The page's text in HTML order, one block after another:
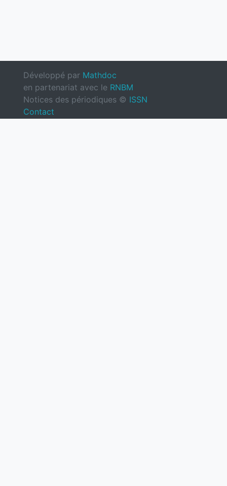
Développé par Mathdoc
en partenariat avec le RNBM
Notices des périodiques © ISSN
Contact